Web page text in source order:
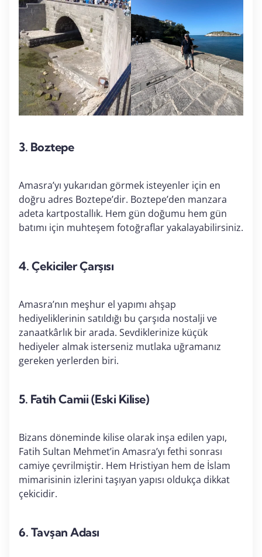
3. Boztepe
Amasra’yı yukarıdan görmek isteyenler için en
doğru adres Boztepe’dir. Boztepe’den manzara
adeta kartpostallık. Hem gün doğumu hem gün
batımı için muhteşem fotoğraflar yakalayabilirsiniz.
4. Çekiciler Çarşısı
Amasra’nın meşhur el yapımı ahşap
hediyeliklerinin satıldığı bu çarşıda nostalji ve
zanaatkârlık bir arada. Sevdiklerinize küçük
hediyeler almak isterseniz mutlaka uğramanız
gereken yerlerden biri.
5. Fatih Camii (Eski Kilise)
Bizans döneminde kilise olarak inşa edilen yapı,
Fatih Sultan Mehmet’in Amasra’yı fethi sonrası
camiye çevrilmiştir. Hem Hristiyan hem de İslam
mimarisinin izlerini taşıyan yapısı oldukça dikkat
çekicidir.
6. Tavşan Adası